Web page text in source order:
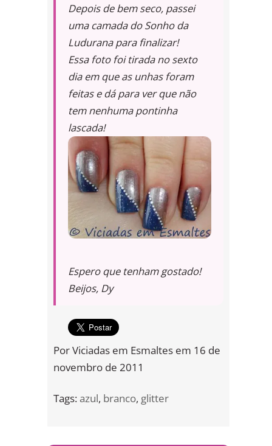
Depois de bem seco, passei
uma camada do Sonho da
Ludurana para finalizar!
Essa foto foi tirada no sexto
dia em que as unhas foram
feitas e dá para ver que não
tem nenhuma pontinha
lascada!
Espero que tenham gostado!
Beijos, Dy
PorViciadas em Esmaltes em 16 de
novembro de 2011
Tags:azul, branco, glitter